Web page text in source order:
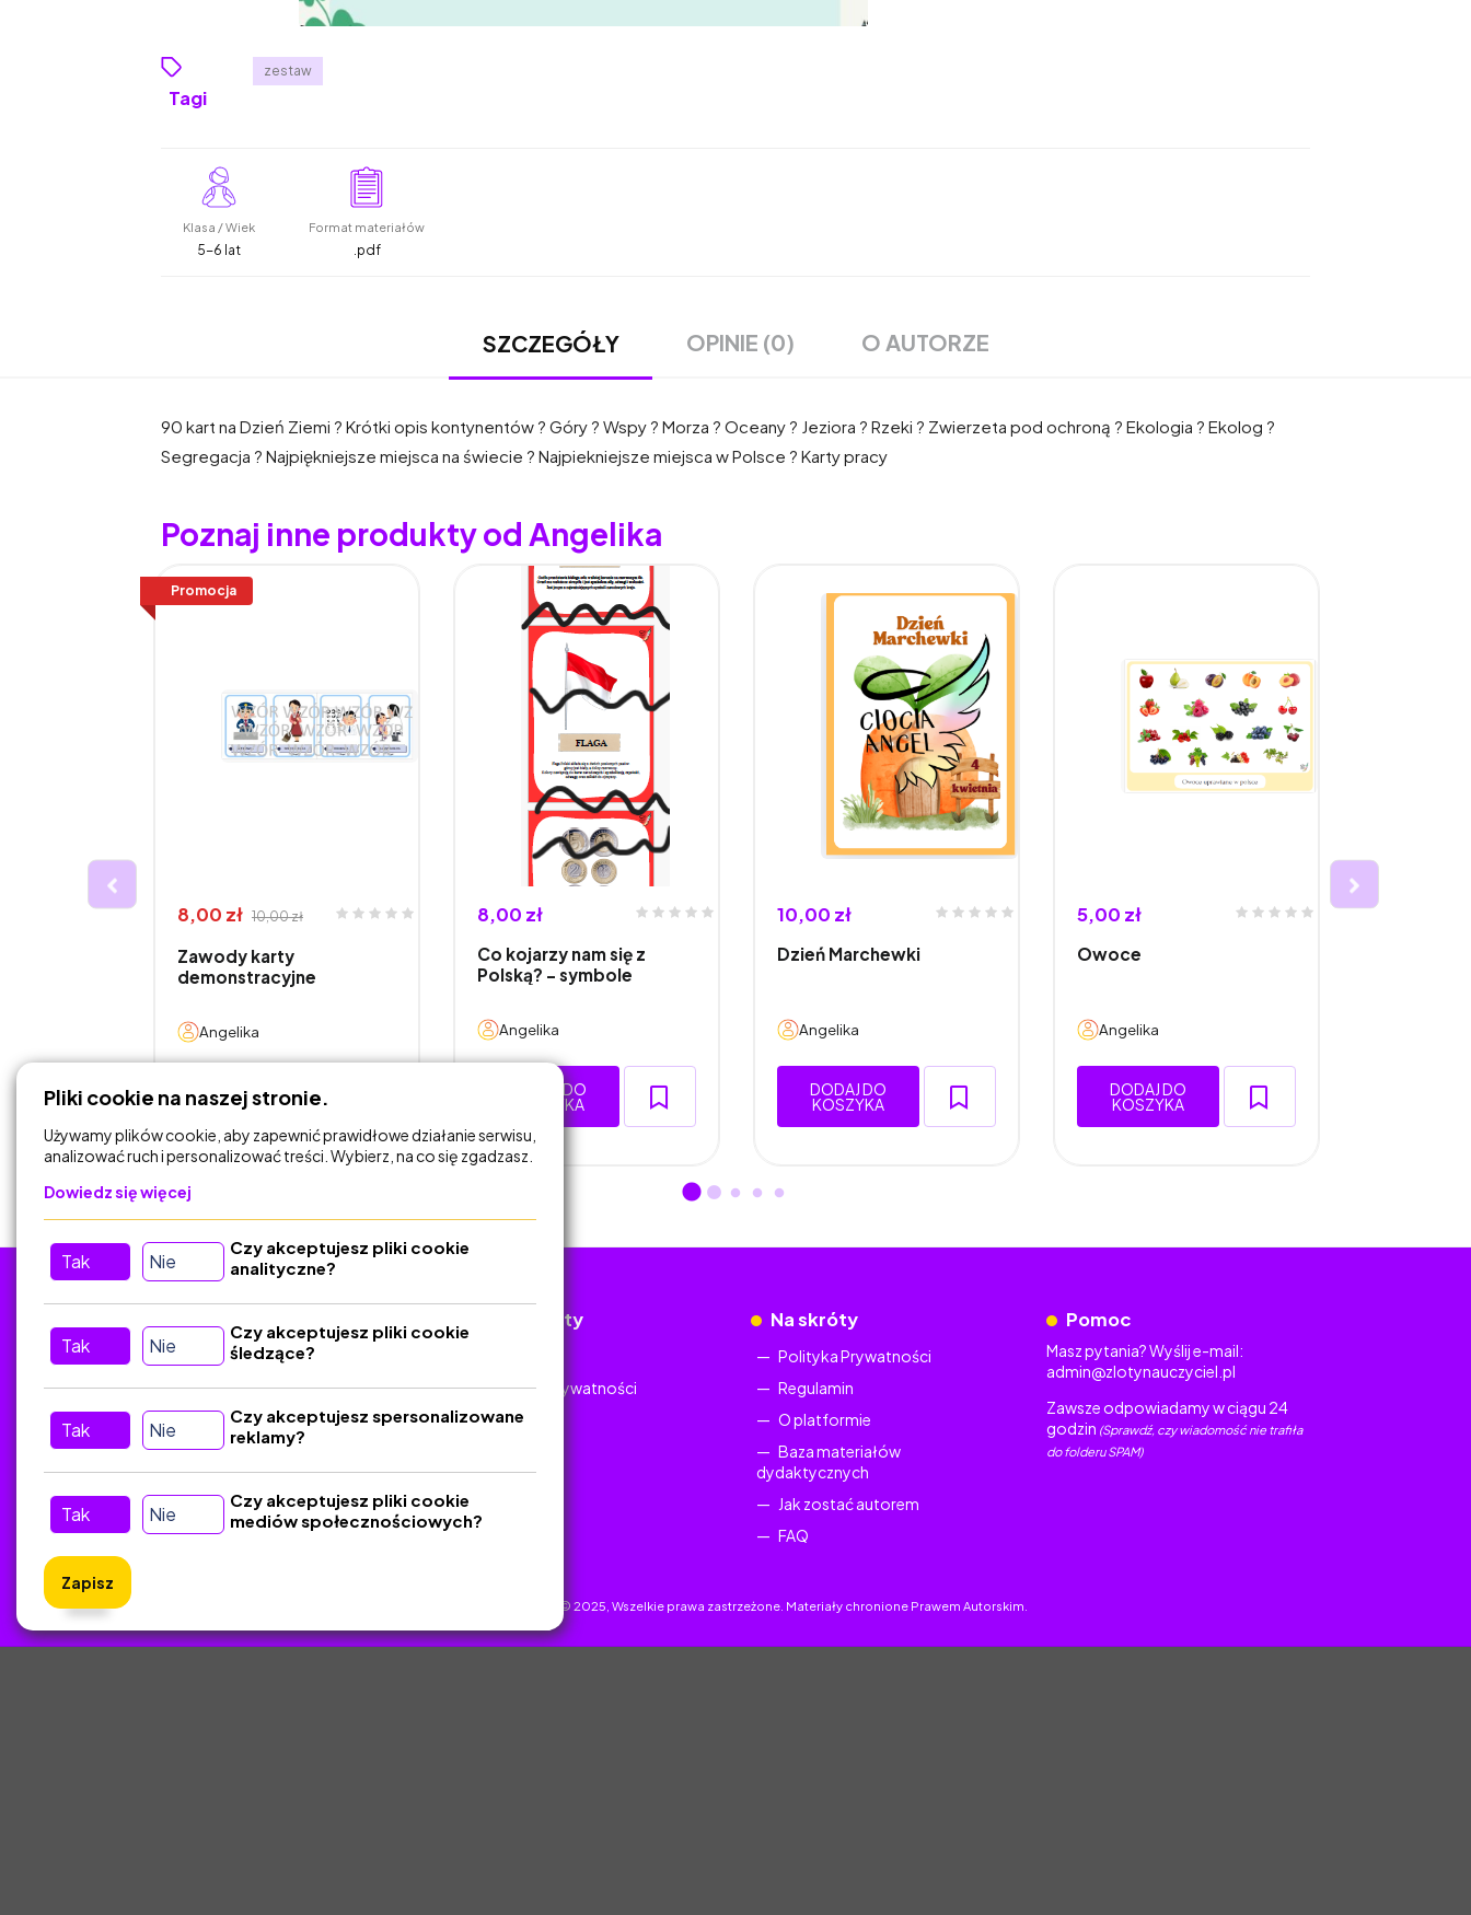
Tagi
zestaw
Klasa / Wiek
5-6 lat
Format materiałów
.pdf
SZCZEGÓŁY OPINIE (0) O AUTORZE
90 kart na Dzień Ziemi ? Krótki opis kontynentów ? Góry ? Wspy ? Morza ? Oceany ? Jeziora ? Rzeki ? Zwierzeta pod ochroną ? Ekologia ? Ekolog ?
Segregacja ? Najpiękniejsze miejsca na świecie ? Najpiekniejsze miejsca w Polsce ? Karty pracy
Poznaj inne produkty od Angelika
Promocja
8,00 zł 10,00 zł
Zawody karty
demonstracyjne
Angelika
DODAJ DO
KOSZYKA
8,00 zł
Co kojarzy nam się z
Polską? - symbole
Angelika
DODAJ DO
KOSZYKA
10,00 zł
Dzień Marchewki
Angelika
DODAJ DO
KOSZYKA
5,00 zł
Owoce
Angelika
DODAJ DO
KOSZYKA
Kontakt
Dokumenty
Polityka Prywatności
Na skróty
Polityka Prywatności
Regulamin
O platformie
Baza materiałów
dydaktycznych
Jak zostać autorem
FAQ
Pomoc
Masz pytania? Wyślij e-mail:
admin@zlotynauczyciel.pl
Zawsze odpowiadamy w ciągu 24
godzin (Sprawdź, czy wiadomość nie trafiła
do folderu SPAM)
ZlotyNauczyciel.pl © 2025, Wszelkie prawa zastrzeżone. Materiały chronione Prawem Autorskim.
Pliki cookie na naszej stronie.
Używamy plików cookie, aby zapewnić prawidłowe działanie serwisu,
analizować ruch i personalizować treści. Wybierz, na co się zgadzasz.
Dowiedz się więcej
Tak Nie
Czy akceptujesz pliki cookie
analityczne?
Tak Nie
Czy akceptujesz pliki cookie
śledzące?
Tak Nie
Czy akceptujesz spersonalizowane
reklamy?
Tak Nie
Czy akceptujesz pliki cookie
mediów społecznościowych?
Zapisz